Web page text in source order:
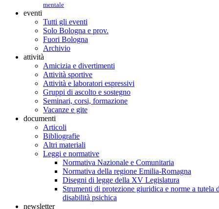
mentale
eventi
Tutti gli eventi
Solo Bologna e prov.
Fuori Bologna
Archivio
attività
Amicizia e divertimenti
Attività sportive
Attività e laboratori espressivi
Gruppi di ascolto e sostegno
Seminari, corsi, formazione
Vacanze e gite
documenti
Articoli
Bibliografie
Altri materiali
Leggi e normative
Normativa Nazionale e Comunitaria
Normativa della regione Emilia-Romagna
Disegni di legge della XV Legislatura
Strumenti di protezione giuridica e norme a tutela
disabilità psichica
newsletter